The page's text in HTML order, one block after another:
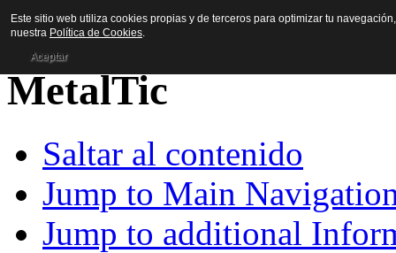
Saltar al contenido
Jump to Main
Jump to additional
Este sitio web utiliza cookies propias y de terceros para optimizar tu
nuestra Política de Cookies.
Aceptar